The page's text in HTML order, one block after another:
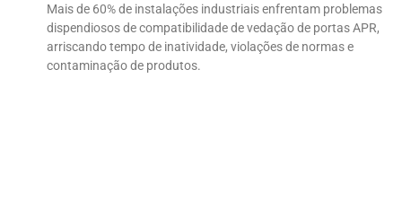
Mais de 60% de instalações industriais enfrentam problemas
dispendiosos de compatibilidade de vedação de portas APR,
arriscando tempo de inatividade, violações de normas e
contaminação de produtos.